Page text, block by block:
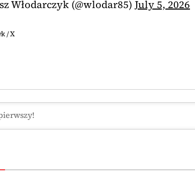
Włodarczyk (@wlodar85) July 5, 2026
/ X